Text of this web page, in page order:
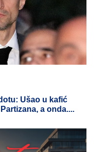
Ušao u kafić
a onda....